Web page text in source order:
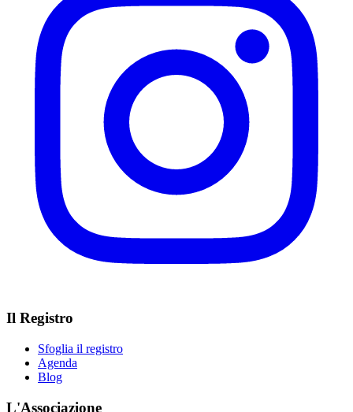
Il Registro
Sfoglia il registro
Agenda
Blog
L'Associazione